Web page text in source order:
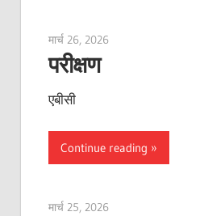
मार्च 26, 2026vpjick
परीक्षण
एबीसी
Continue reading
मार्च 25, 2026curtis